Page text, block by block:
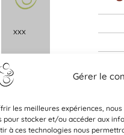
Gérer le
les meilleures expériences,
pour stocker et/ou accéder aux
à ces technologies nous
xxx